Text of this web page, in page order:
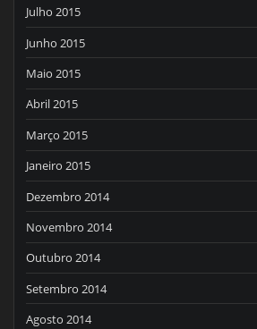
Julho 2015
Junho 2015
Maio 2015
Abril 2015
Março 2015
Janeiro 2015
Dezembro 2014
Novembro 2014
Outubro 2014
Setembro 2014
Agosto 2014